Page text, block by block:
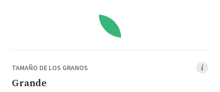
TAMAÑO DE LOS GRANOS
Grande